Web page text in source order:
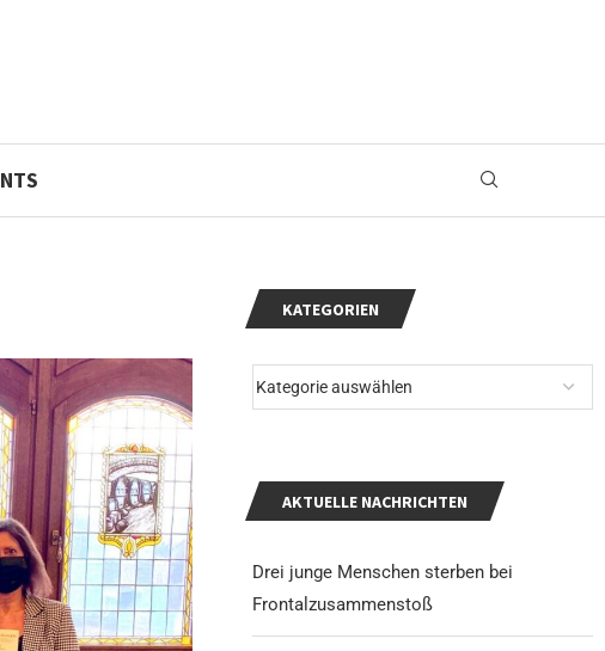
KATEGORIEN
AKTUELLE NACHRICHTEN
Drei junge Menschen sterben bei
Frontalzusammenstoß